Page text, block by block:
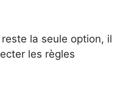
la seule option, il
les règles